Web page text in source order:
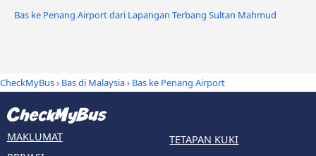
Bas ke Penang Airport dari Lapangan Terbang Sultan Mahmud
CheckMyBus› Bas di Malaysia› Bas ke Penang Airport
MAKLUMAT
TETAPAN KUKI